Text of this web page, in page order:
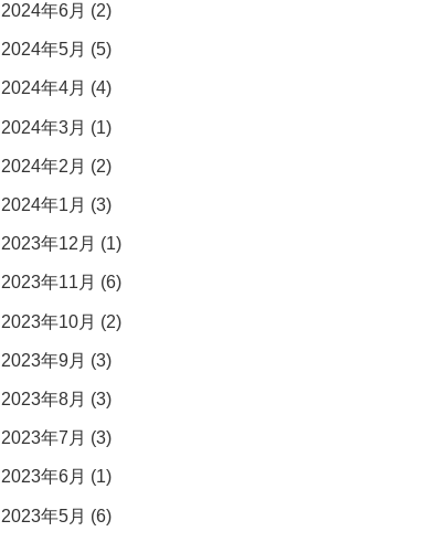
2024年6月 (2)
2024年5月 (5)
2024年4月 (4)
2024年3月 (1)
2024年2月 (2)
2024年1月 (3)
2023年12月 (1)
2023年11月 (6)
2023年10月 (2)
2023年9月 (3)
2023年8月 (3)
2023年7月 (3)
2023年6月 (1)
2023年5月 (6)